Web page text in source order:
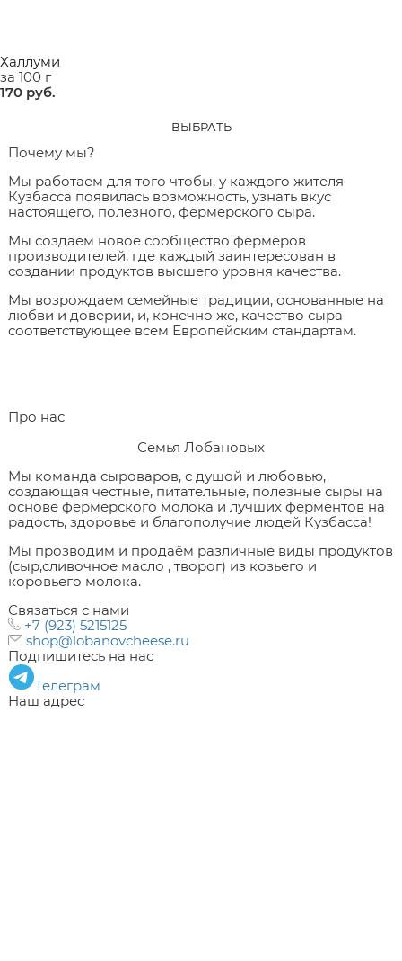
Халлуми
за 100 г
170 руб.
ВЫБРАТЬ
Почему мы?
Мы работаем для того чтобы, у каждого жителя
Кузбасса появилась возможность, узнать вкус
настоящего, полезного, фермерского сыра.
Мы создаем новое сообщество фермеров
производителей, где каждый заинтересован в
создании продуктов высшего уровня качества.
Мы возрождаем семейные традиции, основанные на
любви и доверии, и, конечно же, качество сыра
соответствующее всем Европейским стандартам.
Про нас
Семья Лобановых
Мы команда сыроваров, с душой и любовью,
создающая честные, питательные, полезные сыры на
основе фермерского молока и лучших ферментов на
радость, здоровье и благополучие людей Кузбасса!
Мы прозводим и продаём различные виды продуктов
(сыр,сливочное масло , творог) из козьего и
коровьего молока.
Связаться с нами
+7 (923) 5215125
shop@lobanovcheese.ru
Подпишитесь на нас
Телеграм
Наш адрес